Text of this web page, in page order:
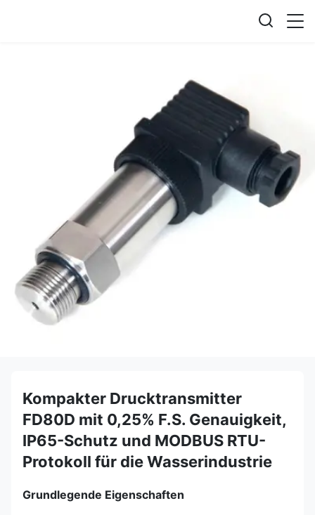
Kompakter Drucktransmitter
FD80D mit 0,25% F.S. Genauigkeit,
IP65-Schutz und MODBUS RTU-
Protokoll für die Wasserindustrie
Grundlegende Eigenschaften